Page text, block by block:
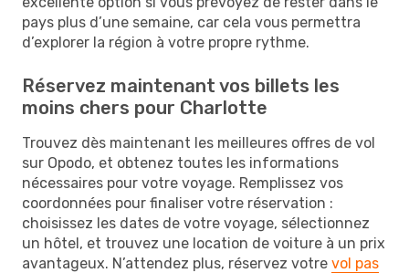
pays plus d’une semaine, car cela vous permettra
d’explorer la région à votre propre rythme.
Réservez maintenant vos billets les
moins chers pour Charlotte
Trouvez dès maintenant les meilleures offres de vol
sur Opodo, et obtenez toutes les informations
nécessaires pour votre voyage. Remplissez vos
coordonnées pour finaliser votre réservation :
choisissez les dates de votre voyage, sélectionnez
un hôtel, et trouvez une location de voiture à un prix
avantageux. N’attendez plus, réservez votre vol pas